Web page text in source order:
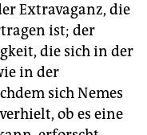
Extravaganz, die
ist; der
die sich in der
in der
sich Nemes
ob es eine